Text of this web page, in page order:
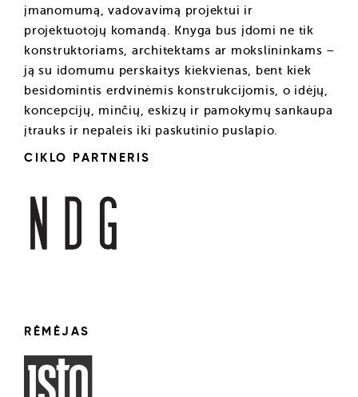
įmanomumą, vadovavimą projektui ir
projektuotojų komandą. Knyga bus įdomi ne tik
konstruktoriams, architektams ar mokslininkams –
ją su idomumu perskaitys kiekvienas, bent kiek
besidomintis erdvinėmis konstrukcijomis, o idėjų,
koncepcijų, minčių, eskizų ir pamokymų sankaupa
įtrauks ir nepaleis iki paskutinio puslapio.
CIKLO PARTNERIS
RĖMĖJAS